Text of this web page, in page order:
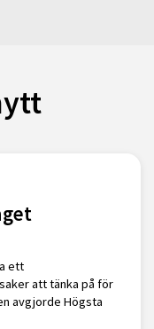
ett
att tänka på för
avgjorde Högsta